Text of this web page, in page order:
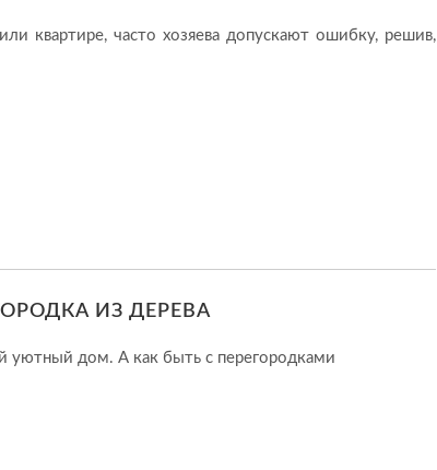
квартире, часто хозяева допускают ошибку, решив,
ИЗ ДЕРЕВА
уютный дом. А как быть с перегородками